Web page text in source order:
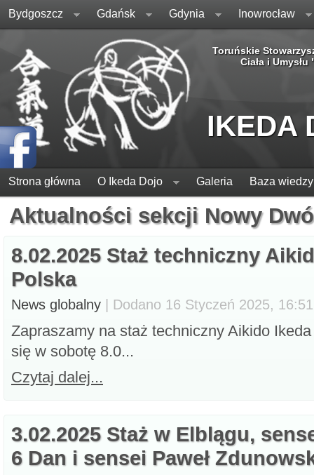
Bydgoszcz Gdańsk Gdynia Inowrocław
Toruńskie
Ciała i Umysłu
IKEDA
Strona główna O Ikeda Dojo Galeria Baza wiedzy
Aktualności sekcji Nowy
8.02.2025 Staż techniczny
Polska
News globalny | Dodano 16 Styczeń 2025,
Zapraszamy na staż techniczny Aikido
się w sobotę 8.0...
Czytaj dalej...
3.02.2025 Staż w Elblągu,
6 Dan i sensei Paweł